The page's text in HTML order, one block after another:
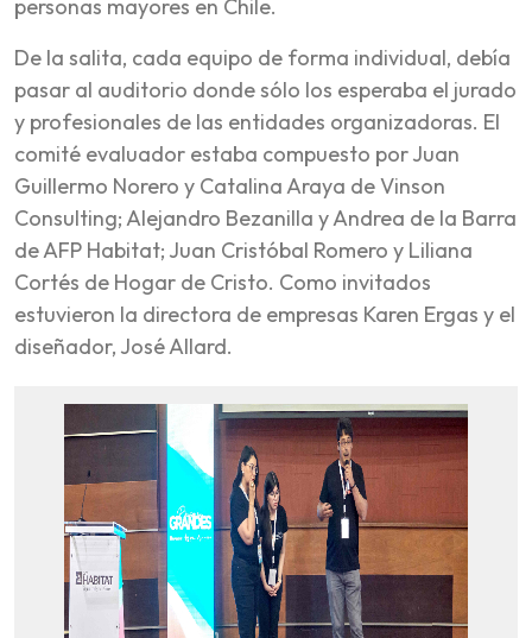
personas mayores en Chile.
De la salita, cada equipo de forma individual, debía
pasar al auditorio donde sólo los esperaba el jurado
y profesionales de las entidades organizadoras. El
comité evaluador estaba compuesto por Juan
Guillermo Norero y Catalina Araya de Vinson
Consulting; Alejandro Bezanilla y Andrea de la Barra
de AFP Habitat; Juan Cristóbal Romero y Liliana
Cortés de Hogar de Cristo. Como invitados
estuvieron la directora de empresas Karen Ergas y el
diseñador, José Allard.